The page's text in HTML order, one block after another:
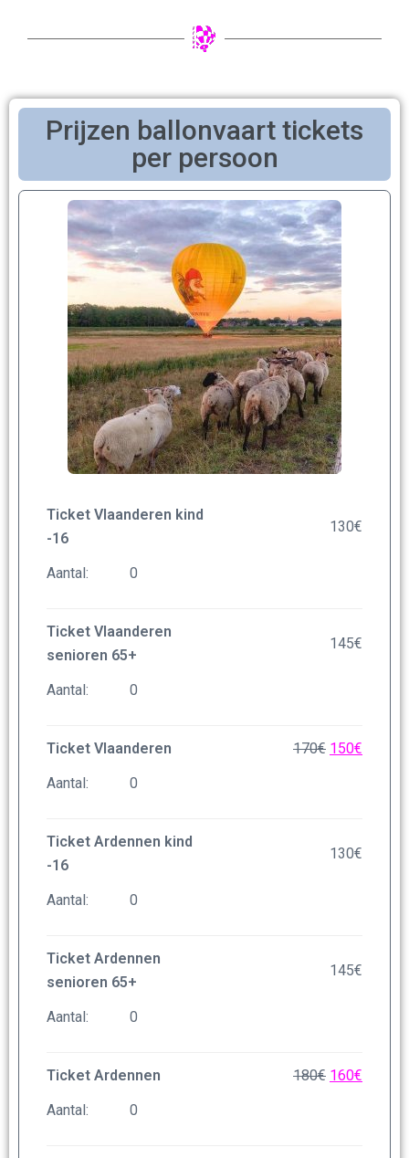
Prijzen ballonvaart tickets
per persoon
Ticket Vlaanderen kind
-16
130€
Aantal:
Ticket Vlaanderen
senioren 65+
145€
Aantal:
Ticket Vlaanderen 170€ 150€
Aantal:
Ticket Ardennen kind
-16
130€
Aantal:
Ticket Ardennen
senioren 65+
145€
Aantal:
Ticket Ardennen 180€ 160€
Aantal: